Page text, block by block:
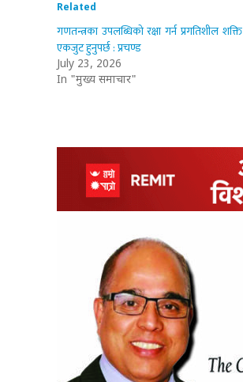
Related
गणतन्त्रका उपलब्धिको रक्षा गर्न प्रगतिशील शक्ति
एकजुट हुनुपर्छ : प्रचण्ड
July 23, 2026
In "मुख्य समाचार"